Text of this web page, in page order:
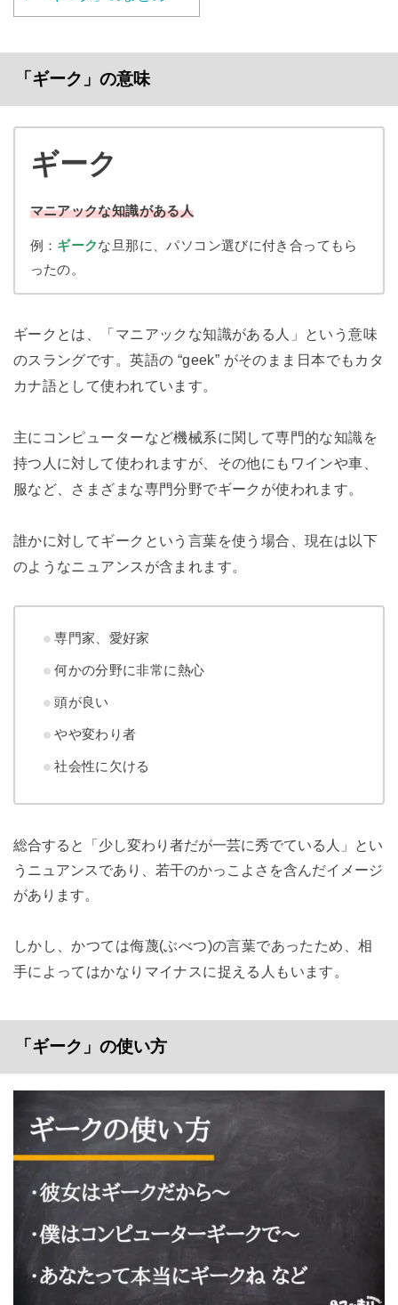
「ギーク」の意味
ギーク
マニアックな知識がある人
例： ギークな旦那に、パソコン選びに付き合ってもら
ったの。
ギークとは、「マニアックな知識がある人」という意味
のスラングです。英語の “geek” がそのまま日本でもカタ
カナ語として使われています。
主にコンピューターなど機械系に関して専門的な知識を
持つ人に対して使われますが、その他にもワインや車、
服など、さまざまな専門分野でギークが使われます。
誰かに対してギークという言葉を使う場合、現在は以下
のようなニュアンスが含まれます。
専門家、愛好家
何かの分野に非常に熱心
頭が良い
やや変わり者
社会性に欠ける
総合すると「少し変わり者だが一芸に秀でている人」とい
うニュアンスであり、若干のかっこよさを含んだイメージ
があります。
しかし、かつては侮蔑(ぶべつ)の言葉であったため、相
手によってはかなりマイナスに捉える人もいます。
「ギーク」の使い方